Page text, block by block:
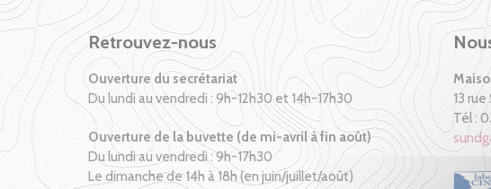
Retrouvez-nous
Ouverture du secrétariat
Du lundi au vendredi : 9h-12h30 et 14h-17h30
Ouverture de la buvette (de mi-avril à fin août)
Du lundi au vendredi : 9h-17h30
Le dimanche de 14h à 18h (en juin/juillet/août)
13
Tél :